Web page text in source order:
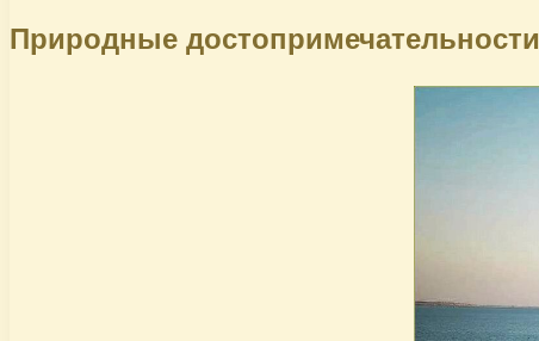
Природные достопримечательности